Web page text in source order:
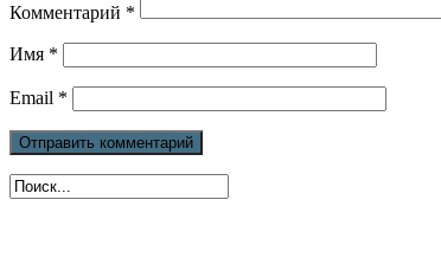
Комментарий *
Имя *
Email *